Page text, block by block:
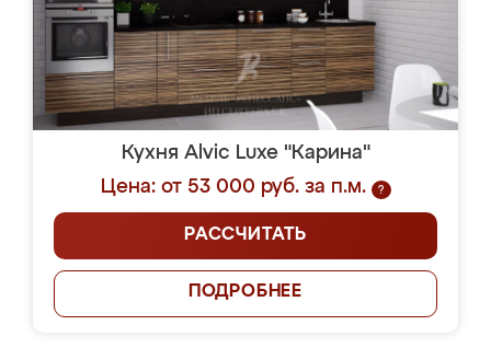
Кухня Alvic Luxe "Карина"
Цена: от 53 000 руб. за п.м.
?
РАССЧИТАТЬ
ПОДРОБНЕЕ